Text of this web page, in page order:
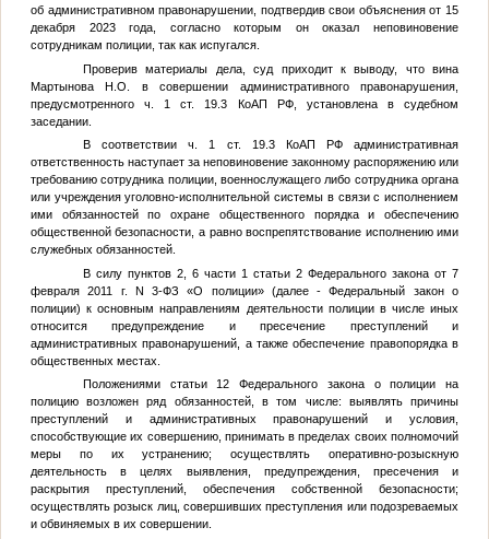
об административном правонарушении, подтвердив свои объяснения от 15
декабря 2023 года, согласно которым он оказал неповиновение
сотрудникам полиции, так как испугался.
Проверив материалы дела, суд приходит к выводу, что вина
Мартынова Н.О. в совершении административного правонарушения,
предусмотренного ч. 1 ст. 19.3 КоАП РФ, установлена в судебном
заседании.
В соответствии ч. 1 ст. 19.3 КоАП РФ административная
ответственность наступает за неповиновение законному распоряжению или
требованию сотрудника полиции, военнослужащего либо сотрудника органа
или учреждения уголовно-исполнительной системы в связи с исполнением
ими обязанностей по охране общественного порядка и обеспечению
общественной безопасности, а равно воспрепятствование исполнению ими
служебных обязанностей.
В силу пунктов 2, 6 части 1 статьи 2 Федерального закона от 7
февраля 2011 г. N 3-ФЗ «О полиции» (далее - Федеральный закон о
полиции) к основным направлениям деятельности полиции в числе иных
относится предупреждение и пресечение преступлений и
административных правонарушений, а также обеспечение правопорядка в
общественных местах.
Положениями статьи 12 Федерального закона о полиции на
полицию возложен ряд обязанностей, в том числе: выявлять причины
преступлений и административных правонарушений и условия,
способствующие их совершению, принимать в пределах своих полномочий
меры по их устранению; осуществлять оперативно-розыскную
деятельность в целях выявления, предупреждения, пресечения и
раскрытия преступлений, обеспечения собственной безопасности;
осуществлять розыск лиц, совершивших преступления или подозреваемых
и обвиняемых в их совершении.